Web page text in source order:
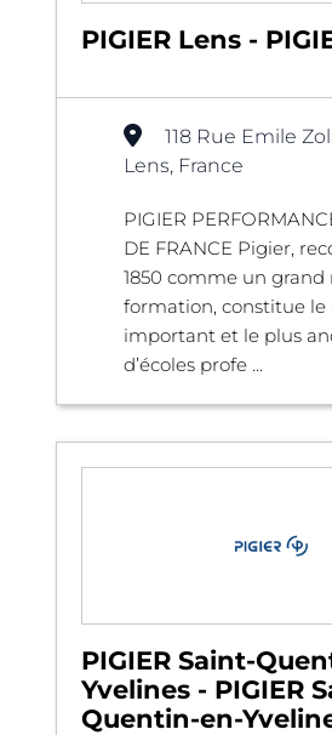
PIGIER Lens -
118 Rue Emile
Lens, France
PIGIER
DE FRANCE Pigier,
1850 comme un grand
formation, constitue le
important et le plus
d’écoles profe ...
PIGIER Saint-
Yvelines - PIGIER
Quentin-en-